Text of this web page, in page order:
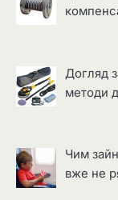
Догляд
методи
Чим
вже не